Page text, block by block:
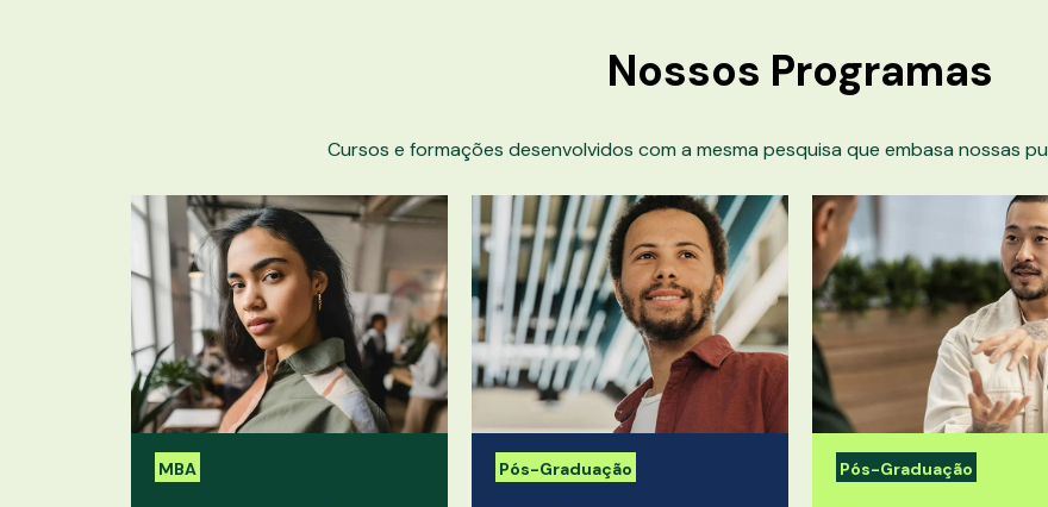
Nossos Programas
Cursos e formações desenvolvidos com a mesma pesquisa que embasa nossas
MBA Pós-Graduação Pós-Graduação